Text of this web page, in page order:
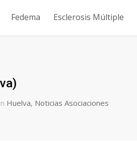
Fedema Esclerosis Múltiple
Huelva, Noticias Asociaciones